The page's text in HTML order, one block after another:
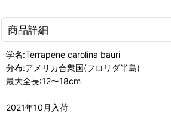
商品詳細
学名:Terrapene carolina bauri
分布:アメリカ合衆国(フロリダ半島)
最大全長:12〜18cm
2021年10月入荷